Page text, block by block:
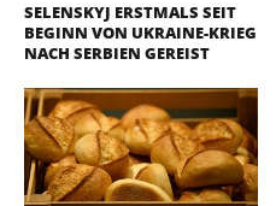
SELENSKYJ ERSTMALS SEIT
BEGINN VON UKRAINE-KRIEG
NACH SERBIEN GEREIST